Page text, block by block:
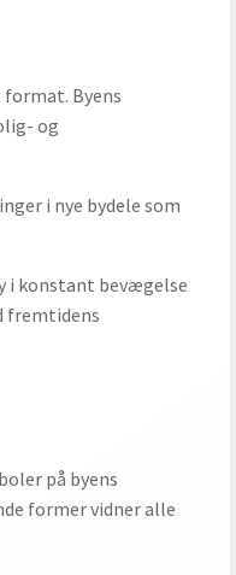
Byens
og
i nye bydele som
i konstant bevægelse
fremtidens
på byens
former vidner alle